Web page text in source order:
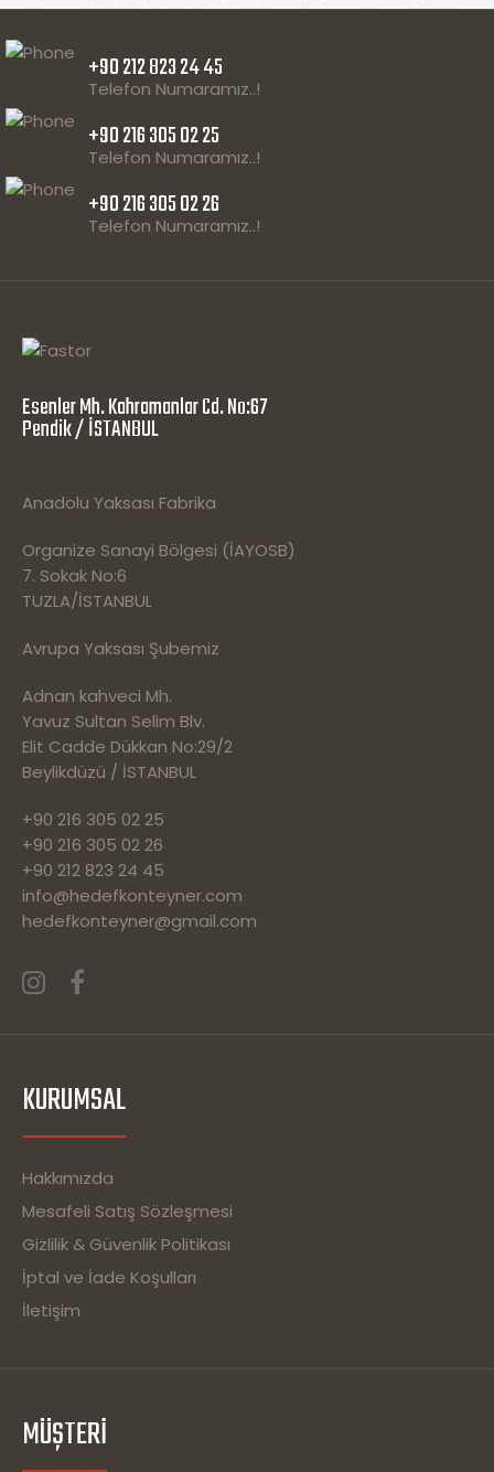
+90 212 823 24 45
Telefon Numaramız..!
+90 216 305 02 25
Telefon Numaramız..!
+90 216 305 02 26
Telefon Numaramız..!
Esenler Mh. Kahramanlar Cd. No:67
Pendik / İSTANBUL
Anadolu Yaksası Fabrika
Organize Sanayi Bölgesi (İAYOSB)
7. Sokak No:6
TUZLA/İSTANBUL
Avrupa Yaksası Şubemiz
Adnan kahveci Mh.
Yavuz Sultan Selim Blv.
Elit Cadde Dükkan No:29/2
Beylikdüzü / İSTANBUL
+90 216 305 02 25
+90 216 305 02 26
+90 212 823 24 45
info@hedefkonteyner.com
hedefkonteyner@gmail.com
KURUMSAL
Hakkımızda
Mesafeli Satış Sözleşmesi
Gizlilik & Güvenlik Politikası
İptal ve İade Koşulları
İletişim
MÜŞTERI